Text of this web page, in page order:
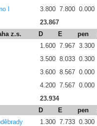
I 3.800 7.800 0.000
23.867
z.s. D E pen
1.600 7.967 3.300
3.500 8.033 0.300
3.600 8.567 0.000
4.200 7.567 0.000
23.934
D E pen
1.300 7.733 0.300